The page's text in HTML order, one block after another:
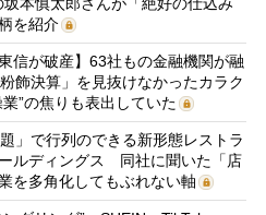
を紹介
信が破産】63社もの金融機関が融
飾決算」を見抜けなかったカラク
”の焦りも表出していた
」で行列のできる新形態レストラ
ルディングス 同社に聞いた「店
を多角化してもぶれない軸